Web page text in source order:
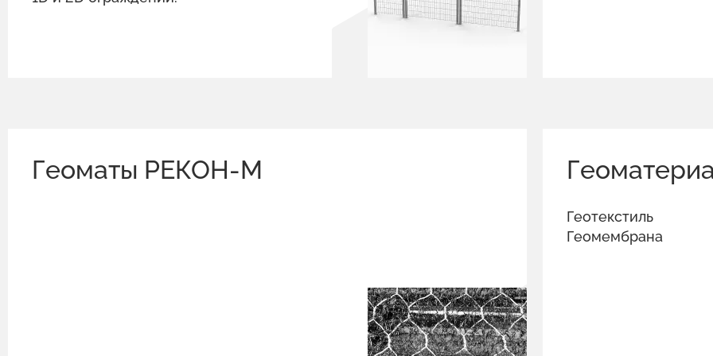
Геоматы РЕКОН-М
Геотекстиль
Геомембрана